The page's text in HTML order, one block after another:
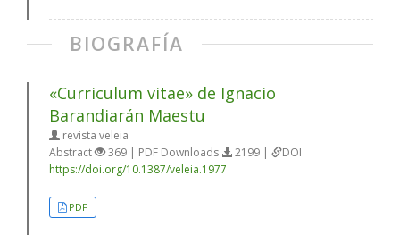
BIOGRAFÍA
«Curriculum vitae» de Ignacio
Barandiarán Maestu
revista veleia
Abstract
369 | PDF Downloads 2199 |
DOI
https://doi.org/10.1387/veleia.1977
PDF